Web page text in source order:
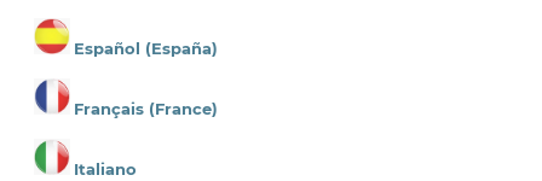
Español (España)
Français (France)
Italiano